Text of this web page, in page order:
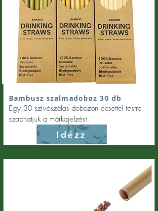
Bambusz szalmadoboz 30 db
Egy 30 szívószálas dobozon ecsettel testre
szabhatjuk a márkajelzést.
Idézz